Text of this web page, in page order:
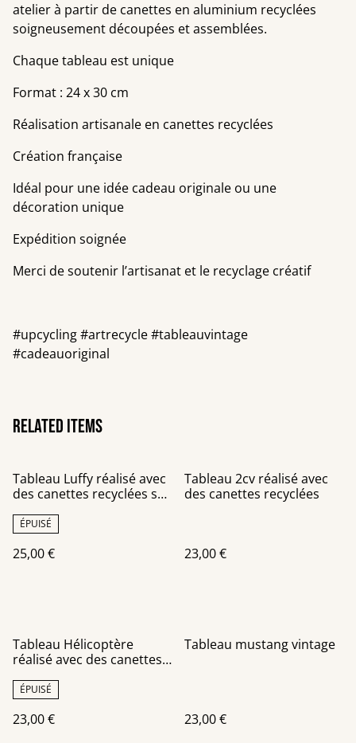
atelier à partir de canettes en aluminium recyclées
soigneusement découpées et assemblées.
Chaque tableau est unique
Format : 24 x 30 cm
Réalisation artisanale en canettes recyclées
Création française
Idéal pour une idée cadeau originale ou une
décoration unique
Expédition soignée
Merci de soutenir l’artisanat et le recyclage créatif
#upcycling #artrecycle #tableauvintage
#cadeauoriginal
Related items
Tableau Luffy réalisé avec
des canettes recyclées sur
ÉPUISÉ
25,00 €
Tableau 2cv réalisé avec
des canettes recyclées
23,00 €
Tableau Hélicoptère
réalisé avec des canettes
ÉPUISÉ
23,00 €
Tableau mustang vintage
23,00 €